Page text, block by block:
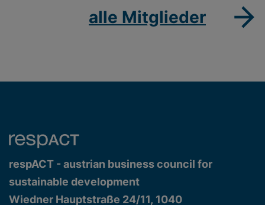
alle Mitglieder
respACT - austrian business council for
sustainable development
Wiedner Hauptstraße 24/11, 1040